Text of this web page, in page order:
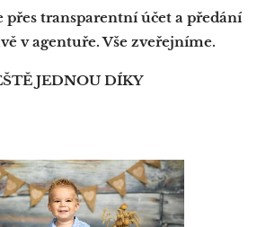
přes transparentní účet a předání
v agentuře. Vše zveřejníme.
JEDNOU DÍKY